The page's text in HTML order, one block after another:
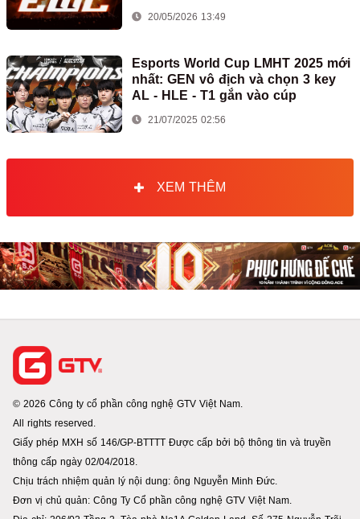
20/05/2026 13:49
Esports World Cup LMHT 2025 mới
nhất: GEN vô địch và chọn 3 key
AL - HLE - T1 gắn vào cúp
21/07/2025 02:56
XEM THÊM
© 2026 Công ty cổ phần công nghệ GTV Việt Nam.
All rights reserved.
Giấy phép MXH số 146/GP-BTTTT Được cấp bởi bộ thông tin và truyền
thông cấp ngày 02/04/2018.
Chịu trách nhiệm quản lý nội dung: ông Nguyễn Minh Đức.
Đơn vị chủ quản: Công Ty Cổ phần công nghệ GTV Việt Nam.